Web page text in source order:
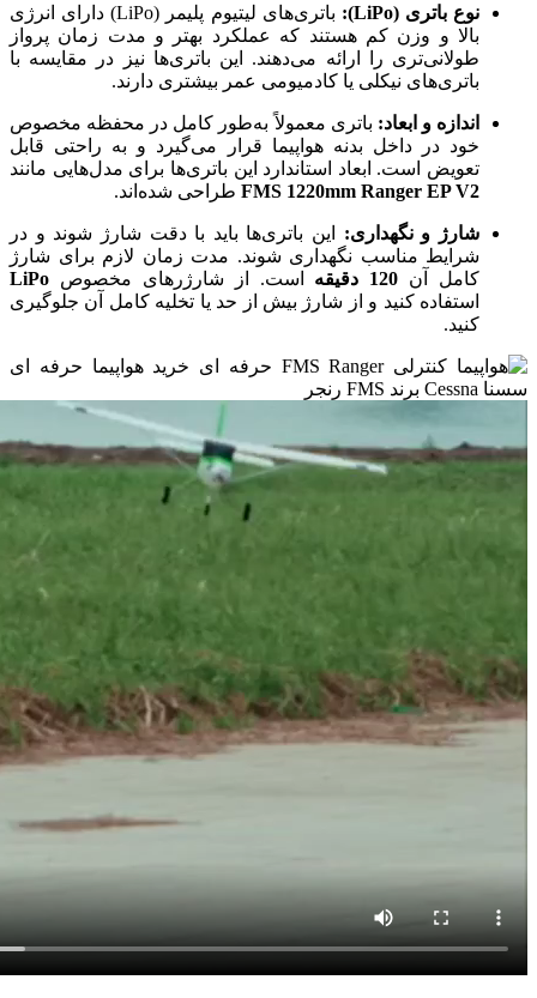
نوع باتری (LiPo):
باتری‌های لیتیوم پلیمر (LiPo) دارای انرژی
بالا و وزن کم هستند که عملکرد بهتر و مدت زمان پرواز
طولانی‌تری را ارائه می‌دهند. این باتری‌ها نیز در مقایسه با
باتری‌های نیکلی یا کادمیومی عمر بیشتری دارند.
اندازه و ابعاد: باتری معمولاً به‌طور کامل در محفظه مخصوص
خود در داخل بدنه هواپیما قرار می‌گیرد و به راحتی قابل
تعویض است. ابعاد استاندارد این باتری‌ها برای مدل‌هایی مانند
FMS 1220mm Ranger EP V2 طراحی شده‌اند.
شارژ و نگهداری: این باتری‌ها باید با دقت شارژ شوند و در
شرایط مناسب نگهداری شوند. مدت زمان لازم برای شارژ
کامل آن 120 دقیقه است. از شارژرهای مخصوص LiPo
استفاده کنید و از شارژ بیش از حد یا تخلیه کامل آن جلوگیری
کنید.